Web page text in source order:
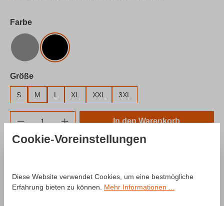
Farbeauswählen
Grau Schwarz
Größeauswählen
S M L XL XXL 3XL
Produkt Anzahl: Gib den gewünschten
In den Warenkorb
Cookie-Voreinstellungen
Diese Website verwendet Cookies, um eine bestmögliche
Erfahrung bieten zu können. Mehr Informationen ...